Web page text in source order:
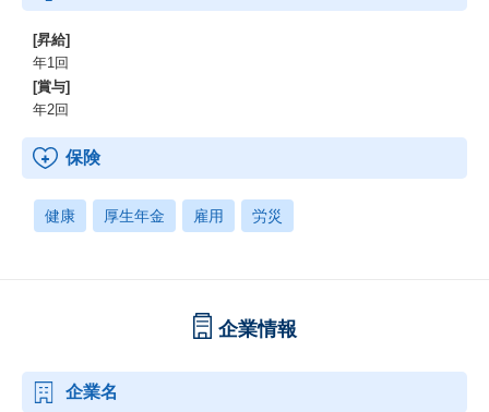
[昇給]
年1回
[賞与]
年2回
保険
健康 厚生年金 雇用 労災
企業情報
企業名